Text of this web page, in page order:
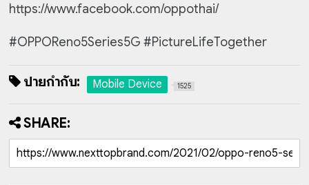
https://www.facebook.com/oppothai/
#OPPOReno5Series5G #PictureLifeTogether
ป้ายกำกับ: Mobile Device 1525
SHARE: